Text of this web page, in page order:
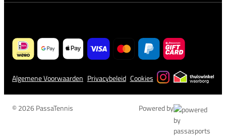
Algemene Voorwaarden Privacybeleid Cookies
© 2026 PassaTennis Powered by